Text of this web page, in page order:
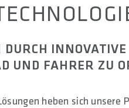
UND FAHRER ZU
heben sich unsere